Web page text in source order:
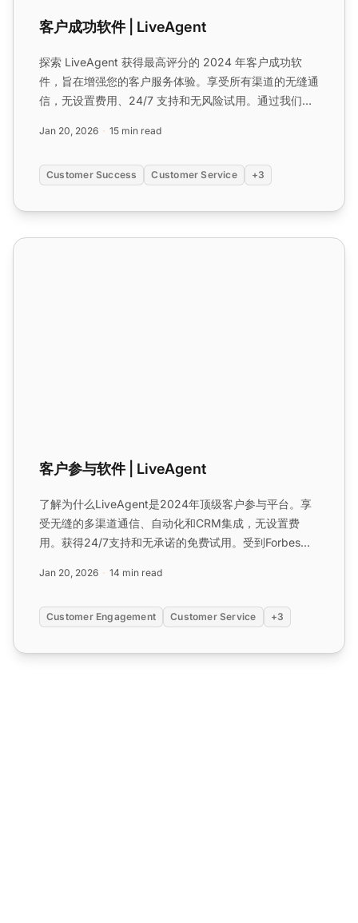
客户成功软件 | LiveAgent
探索 LiveAgent 获得最高评分的 2024 年客户成功软
件，旨在增强您的客户服务体验。享受所有渠道的无缝通
信，无设置费用、24/7 支持和无风险试用。通过我们受
立即免费试用！...
Jan 20, 2026 15 min read
Customer Success Customer Service +3
客户参与软件 | LiveAgent
客户参与软件 | LiveAgent
了解为什么LiveAgent是2024年顶级客户参与平台。享
受无缝的多渠道通信、自动化和CRM集成，无设置费
用。获得24/7支持和无承诺的免费试用。受到Forbes和
Jan 20, 2026 14 min read
Customer Engagement Customer Service +3